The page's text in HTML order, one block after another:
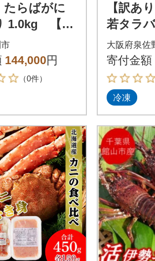
たらばがに
1.0kg 【お
分へのご
】
144,000円
（0件）
【訳あ
若タラ
て 2kg
大阪府泉佐
寄付金額
冷凍